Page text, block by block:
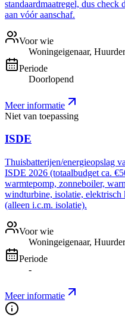
standaardmaatregel, dus
aan vóór aanschaf.
Voor wie
Woningeigenaar, Huurder
Periode
Doorlopend
Meer informatie
Niet van toepassing
ISDE
Thuisbatterijen/energieopslag
ISDE 2026 (totaalbudget ca.
warmtepomp, zonneboiler,
windturbine, isolatie, elektrisch
(alleen i.c.m. isolatie).
Voor wie
Woningeigenaar, Huurder
Periode
-
Meer informatie